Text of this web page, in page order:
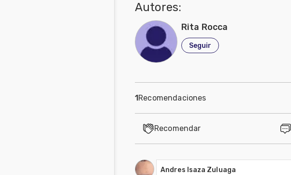
Autores:
Rita Rocca
Seguir
1Recomendaciones
Recomendar
Andres Isaza Zuluaga